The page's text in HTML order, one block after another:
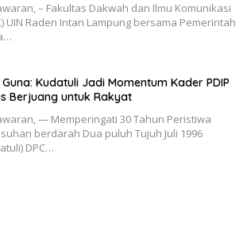
– Fakultas Dakwah dan Ilmu Komunikasi
UIN Raden Intan Lampung bersama Pemerintah
Kudatuli Jadi Momentum Kader PDIP
Berjuang untuk Rakyat
— Memperingati 30 Tahun Peristiwa
berdarah Dua puluh Tujuh Juli 1996
DPC…